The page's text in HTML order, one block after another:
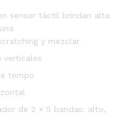
sensor táctil brindan alta
y mezclar
verticales
tempo
de 2 × 5 bandas: alto,